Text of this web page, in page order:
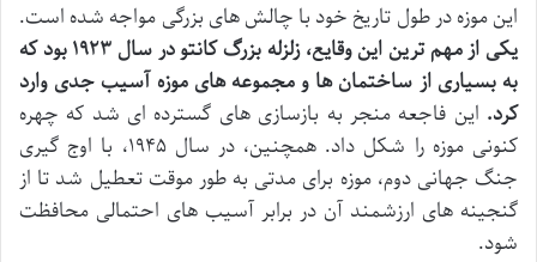
این موزه در طول تاریخ خود با چالش های بزرگی مواجه شده است.
یکی از مهم ترین این وقایع، زلزله بزرگ کانتو در سال ۱۹۲۳ بود که
به بسیاری از ساختمان ها و مجموعه های موزه آسیب جدی وارد
کرد. این فاجعه منجر به بازسازی های گسترده ای شد که چهره
کنونی موزه را شکل داد. همچنین، در سال ۱۹۴۵، با اوج گیری
جنگ جهانی دوم، موزه برای مدتی به طور موقت تعطیل شد تا از
گنجینه های ارزشمند آن در برابر آسیب های احتمالی محافظت
شود.